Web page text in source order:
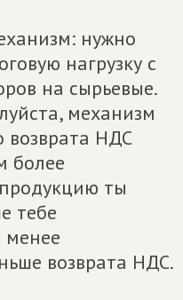
нужно
нагрузку с
на сырьевые.
механизм
НДС
более
ты
тебе
менее
возврата НДС.